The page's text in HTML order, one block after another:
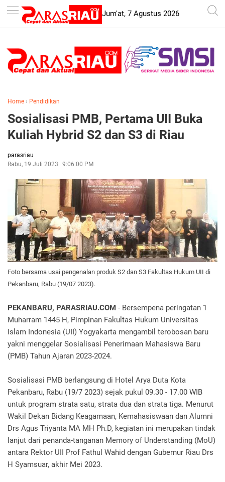
-->
Jum'at, 7 Agustus 2026
Home › Pendidikan
Sosialisasi PMB, Pertama UII Buka
Kuliah Hybrid S2 dan S3 di Riau
parasriau
Rabu, 19 Juli 2023
9:06:00 PM
Foto bersama usai pengenalan produk S2 dan S3 Fakultas Hukum UII di
Pekanbaru, Rabu (19/07 2023).
PEKANBARU, PARASRIAU.COM - Bersempena peringatan 1
Muharram 1445 H, Pimpinan Fakultas Hukum Universitas
Islam Indonesia (UII) Yogyakarta mengambil terobosan baru
yakni menggelar Sosialisasi Penerimaan Mahasiswa Baru
(PMB) Tahun Ajaran 2023-2024.
Sosialisasi PMB berlangsung di Hotel Arya Duta Kota
Pekanbaru, Rabu (19/7 2023) sejak pukul 09.30 - 17.00 WIB
untuk program strata satu, strata dua dan strata tiga. Menurut
Wakil Dekan Bidang Keagamaan, Kemahasiswaan dan Alumni
Drs Agus Triyanta MA MH Ph.D, kegiatan ini merupakan tindak
lanjut dari penanda-tanganan Memory of Understanding (MoU)
antara Rektor UII Prof Fathul Wahid dengan Gubernur Riau Drs
H Syamsuar, akhir Mei 2023.